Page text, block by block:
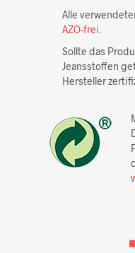
Alle
AZO-frei
Sollte das
Jeansstoffen
Hersteller